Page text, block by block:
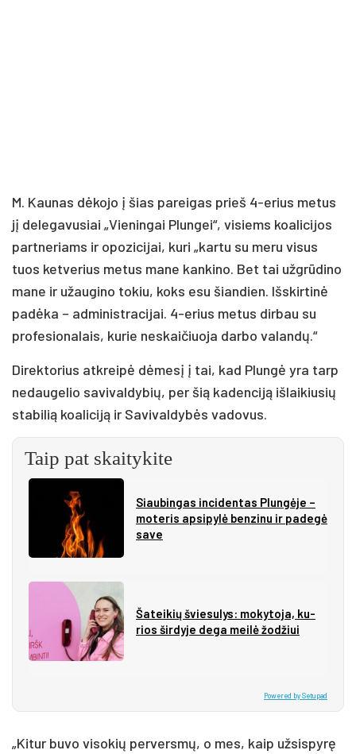
M. Kaunas dėkojo į šias pareigas prieš 4-erius metus
jį delegavusiai „Vieningai Plungei“, visiems koalicijos
partneriams ir opozicijai, kuri „kartu su meru visus
tuos ketverius metus mane kankino. Bet tai užgrūdino
mane ir užaugino tokiu, koks esu šiandien. Išskirtinė
padėka – administracijai. 4-erius metus dirbau su
profesionalais, kurie neskaičiuoja darbo valandų.“
Direktorius atkreipė dėmesį į tai, kad Plungė yra tarp
nedaugelio savivaldybių, per šią kadenciją išlaikiusių
stabilią koaliciją ir Savivaldybės vadovus.
Taip pat skaitykite
Siau­bin­gas in­ci­den­tas Plun­gė­je –
mo­te­ris ap­si­py­lė ben­zi­nu ir pa­de­gė
sa­ve
Ša­tei­kių švie­su­lys: mo­ky­to­ja, ku­
rios šir­dy­je de­ga mei­lė žo­džiui
Powered by Setupad
„Kitur buvo visokių perversmų, o mes, kaip užsispyrę